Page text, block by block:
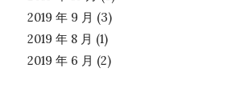
2019 年 9 月 (3)
2019 年 8 月 (1)
2019 年 6 月 (2)